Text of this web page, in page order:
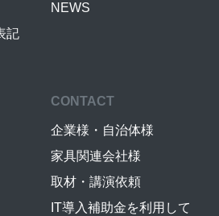
記
NEWS
CONTACT
企業様・自治体様
家具関連会社様
取材・講演依頼
IT導入補助金を利用して